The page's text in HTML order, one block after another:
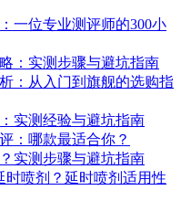
一位专业测评师的300小
：实测步骤与避坑指南
：从入门到旗舰的选购指
实测经验与避坑指南
：哪款最适合你？
实测步骤与避坑指南
喷剂？延时喷剂适用性